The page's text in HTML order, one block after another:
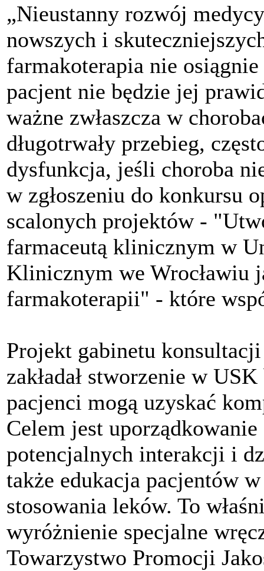
„Nieustanny rozwój
nowszych i
farmakoterapia nie
pacjent nie będzie jej
ważne zwłaszcza w
długotrwały przebieg,
dysfunkcja, jeśli choroba
w zgłoszeniu do konkursu
scalonych projektów -
farmaceutą klinicznym w
Klinicznym we Wrocławiu
farmakoterapii" - które
Projekt gabinetu
zakładał stworzenie w
pacjenci mogą uzyskać
Celem jest
potencjalnych interakcji i
także edukacja pacjentów
stosowania leków. To
wyróżnienie specjalne
Towarzystwo Promocji